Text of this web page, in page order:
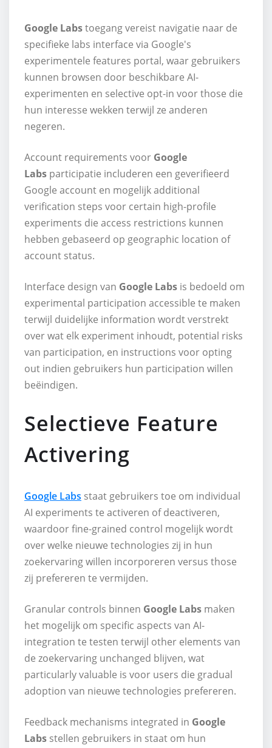
Google Labstoegang vereist navigatie naar de
specifieke labs interface via Google's
experimentele features portal, waar gebruikers
kunnen browsen door beschikbare AI-
experimenten en selective opt-in voor those die
hun interesse wekken terwijl ze anderen
negeren.
Account requirements voor Google
Labs participatie includeren een geverifieerd
Google account en mogelijk additional
verification steps voor certain high-profile
experiments die access restrictions kunnen
hebben gebaseerd op geographic location of
account status.
Interface design van Google Labs is bedoeld om
experimental participation accessible te maken
terwijl duidelijke information wordt verstrekt
over wat elk experiment inhoudt, potential risks
van participation, en instructions voor opting
out indien gebruikers hun participation willen
beëindigen.
Selectieve Feature
Activering
Google Labs staat gebruikers toe om individual
AI experiments te activeren of deactiveren,
waardoor fine-grained control mogelijk wordt
over welke nieuwe technologies zij in hun
zoekervaring willen incorporeren versus those
zij prefereren te vermijden.
Granular controls binnen Google Labs maken
het mogelijk om specific aspects van AI-
integration te testen terwijl other elements van
de zoekervaring unchanged blijven, wat
particularly valuable is voor users die gradual
adoption van nieuwe technologies prefereren.
Feedback mechanisms integrated in Google
Labs stellen gebruikers in staat om hun